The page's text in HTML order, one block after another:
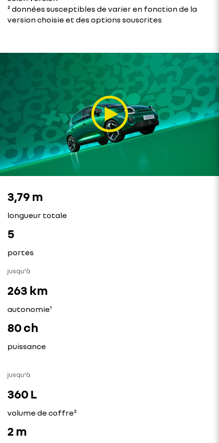
² données susceptibles de varier en fonction de la
version choisie et des options souscrites
3,79 m
longueur totale
5
portes
jusqu’à
263 km
autonomie¹
80 ch
puissance
jusqu’à
360 L
volume de coffre²
2 m